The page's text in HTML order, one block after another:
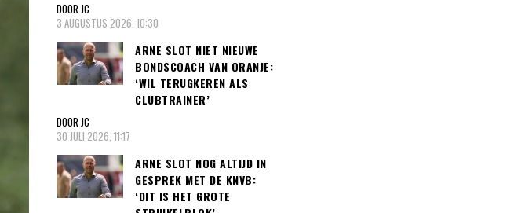
DOOR JC
3 AUGUSTUS 2026, 10:30
ARNE SLOT NIET NIEUWE
BONDSCOACH VAN ORANJE:
‘WIL TERUGKEREN ALS
CLUBTRAINER’
DOOR JC
30 JULI 2026, 11:17
ARNE SLOT NOG ALTIJD IN
GESPREK MET DE KNVB:
‘DIT IS HET GROTE